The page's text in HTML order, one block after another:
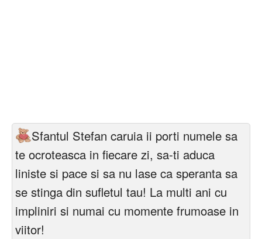
Sfantul Stefan caruia ii porti numele sa
te ocroteasca in fiecare zi, sa-ti aduca
liniste si pace si sa nu lase ca speranta sa
se stinga din sufletul tau! La multi ani cu
impliniri si numai cu momente frumoase in
viitor!